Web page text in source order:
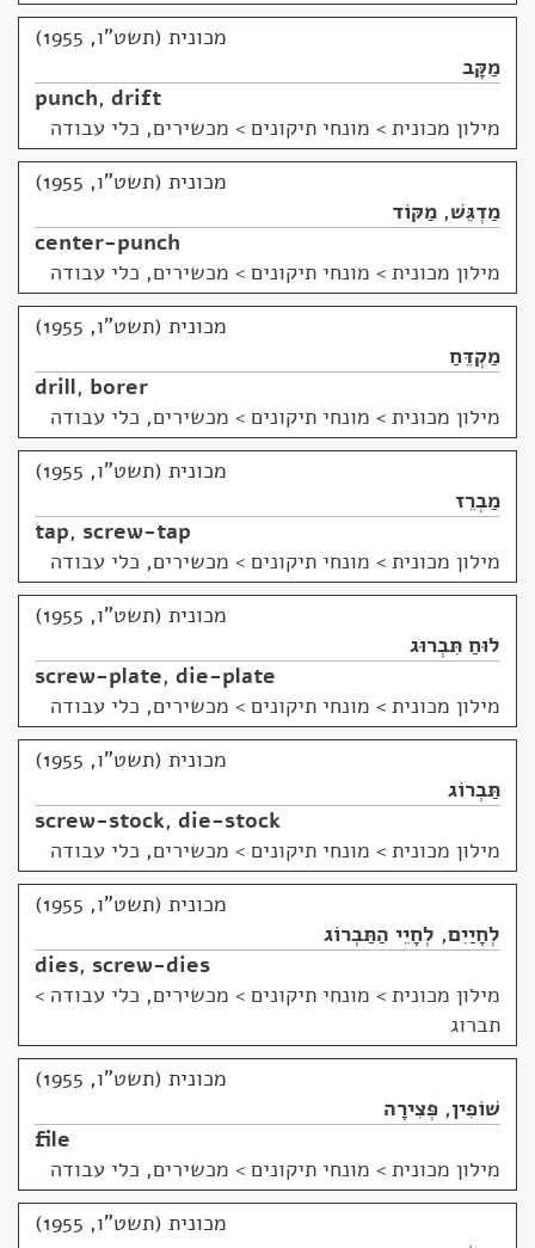
מכונית (תשט"ו, 1955)
מַקָּב
punch, drift
מילון מכונית > מונחי תיקונים > מכשירים, כלי עבודה
מכונית (תשט"ו, 1955)
מַדְגֵּשׁ, מַקּוֹד
center-punch
מילון מכונית > מונחי תיקונים > מכשירים, כלי עבודה
מכונית (תשט"ו, 1955)
מַקְדֵּחַ
drill, borer
מילון מכונית > מונחי תיקונים > מכשירים, כלי עבודה
מכונית (תשט"ו, 1955)
מַבְרֵז
tap, screw-tap
מילון מכונית > מונחי תיקונים > מכשירים, כלי עבודה
מכונית (תשט"ו, 1955)
לוּחַ תִּבְרוּג
screw-plate, die-plate
מילון מכונית > מונחי תיקונים > מכשירים, כלי עבודה
מכונית (תשט"ו, 1955)
תַּבְרוֹג
screw-stock, die-stock
מילון מכונית > מונחי תיקונים > מכשירים, כלי עבודה
מכונית (תשט"ו, 1955)
לְחָיַיִם, לְחָיֵי הַתַּבְרוֹג
dies, screw-dies
מילון מכונית > מונחי תיקונים > מכשירים, כלי עבודה >
תברוג
מכונית (תשט"ו, 1955)
שׁוֹפִין, פְּצִירָה
file
מילון מכונית > מונחי תיקונים > מכשירים, כלי עבודה
מכונית (תשט"ו, 1955)